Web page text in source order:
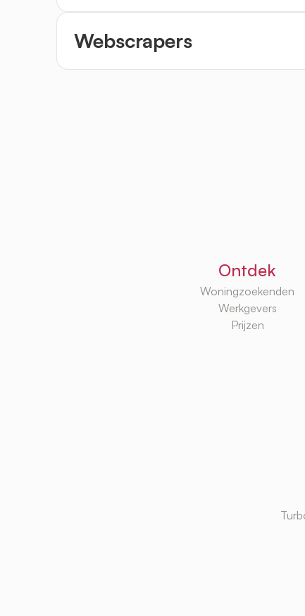
Webscrapers
Ontdek
Woningzoekenden
Werkgevers
Prijzen